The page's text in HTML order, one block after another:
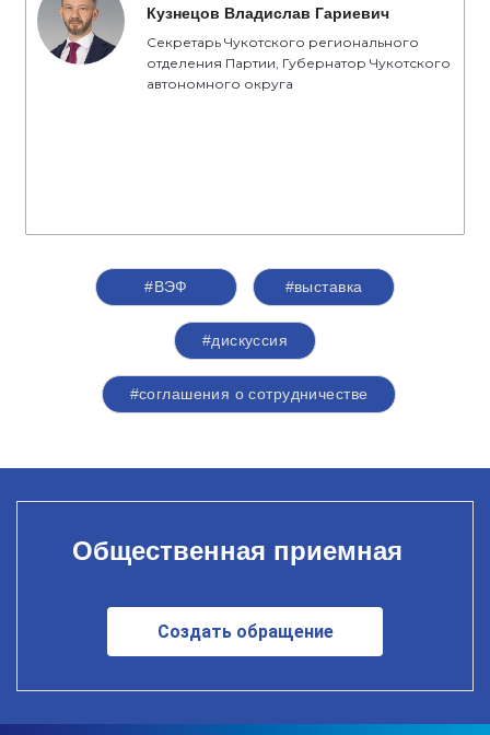
Кузнецов Владислав Гариевич
Секретарь Чукотского регионального
отделения Партии, Губернатор Чукотского
автономного округа
#ВЭФ #выставка
#дискуссия
#соглашения о сотрудничестве
Общественная приемная
Создать обращение